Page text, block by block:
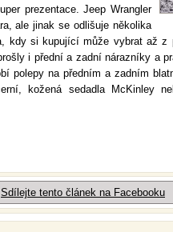
prezentace. Jeep Wrangler
ale jinak se odlišuje několika
kdy si kupující může vybrat až z
i přední a zadní nárazníky a
polepy na předním a zadním
kožená sedadla McKinley
Sdílejte tento článek na Facebooku